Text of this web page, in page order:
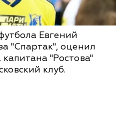
Евгений
"Спартак", оценил
"Ростова"
клуб.